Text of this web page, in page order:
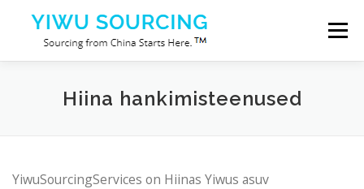
Skip to content
Menu
Teenused Yiwu linn Blog
Hiina hankimisteenused
YiwuSourcingServices on Hiinas Yiwus asuv